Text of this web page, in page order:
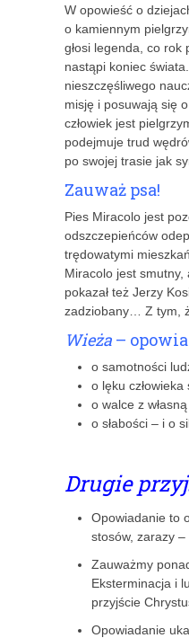
W opowieść o
o kamiennym
głosi legenda, co
nastąpi koniec
nieszczęśliwego
misję i posuwają się
człowiek jest
podejmuje trud
po swojej trasie jak
Zauważ psa!
Pies Miracolo jest
odszczepieńców
trędowatymi
Miracolo jest smutny,
pokazał też Jerzy
zadziobany… Z tym,
Wieża –
o samotności
o lęku
o walce z
o słabości – i o
Drugie
Opowiadanie to
stosów, zarazy
Zauważmy
Eksterminacja i
przyjście
Opowiadanie